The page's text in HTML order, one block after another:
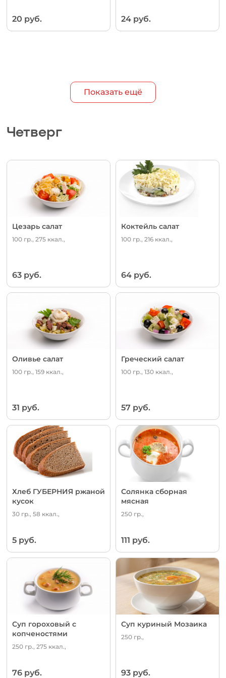
20 руб. 24 руб.
Показать ещё
Четверг
Цезарь салат
100 гр., 275 ккал.,
63 руб.
Коктейль салат
100 гр., 216 ккал.,
64 руб.
Оливье салат
100 гр., 159 ккал.,
31 руб.
Греческий салат
100 гр., 130 ккал.,
57 руб.
Хлеб ГУБЕРНИЯ ржаной
кусок
30 гр., 58 ккал.,
5 руб.
Солянка сборная
мясная
250 гр.,
111 руб.
Суп гороховый с
копченостями
250 гр., 275 ккал.,
76 руб.
Суп куриный Мозаика
250 гр.,
93 руб.